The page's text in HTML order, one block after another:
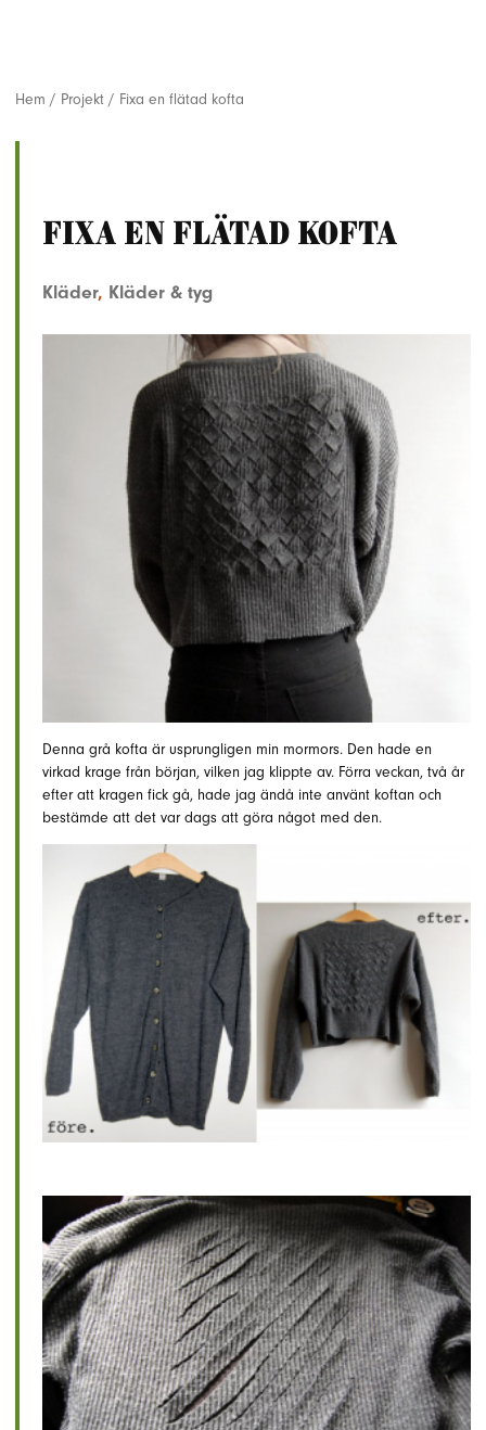
Hem / Projekt / Fixa en flätad kofta
Fixa en flätad kofta
Kläder, Kläder & tyg
Denna grå kofta är usprungligen min mormors. Den hade en
virkad krage från början, vilken jag klippte av. Förra veckan, två år
efter att kragen fick gå, hade jag ändå inte använt koftan och
bestämde att det var dags att göra något med den.